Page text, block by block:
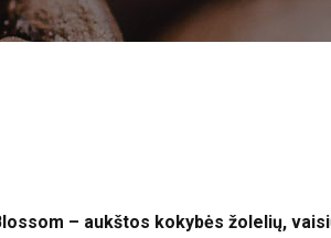
– aukštos kokybės žolelių,